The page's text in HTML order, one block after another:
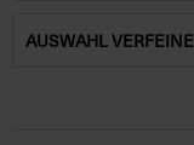
AUSWAHL